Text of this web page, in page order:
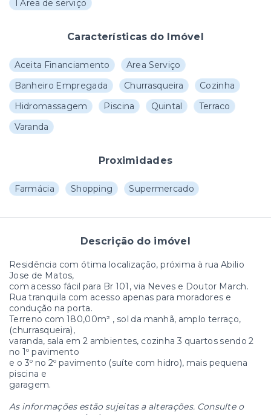
1 Área de serviço
Características do Imóvel
Aceita Financiamento
Area Serviço
Banheiro Empregada
Churrasqueira
Cozinha
Hidromassagem
Piscina Quintal
Terraco
Varanda
Proximidades
Farmácia Shopping Supermercado
Descrição do imóvel
Residência com ótima localização, próxima à rua Abilio
Jose de Matos,
com acesso fácil para Br 101, via Neves e Doutor March.
Rua tranquila com acesso apenas para moradores e
condução na porta.
Terreno com 180,00m² , sol da manhã, amplo terraço,
(churrasqueira),
varanda, sala em 2 ambientes, cozinha 3 quartos sendo 2
no 1º pavimento
e o 3º no 2º pavimento (suíte com hidro), mais pequena
piscina e
garagem.
As informações estão sujeitas a alterações. Consulte o